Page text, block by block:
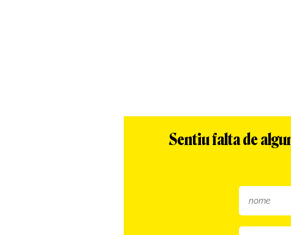
Sentiu falta de